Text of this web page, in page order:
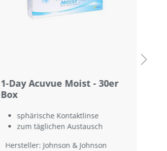
1-Day Acuvue Moist - 30er
Box
sphärische Kontaktlinse
zum täglichen Austausch
Hersteller: Johnson & Johnson